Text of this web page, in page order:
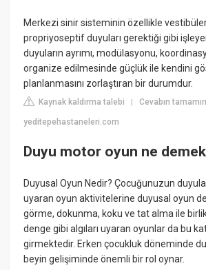
Merkezi sinir sisteminin özellikle
propriyoseptif duyuları gerektiği gibi
duyuların ayrımı, modülasyonu,
organize edilmesinde güçlük ile kendini
planlanmasını zorlaştıran bir durumdur.
Kaynak kaldırma talebi |Cevabın
yeditepehastaneleri.com
Duyu motor oyun ne
Duyusal Oyun Nedir? Çocuğunuzun
uyaran oyun aktivitelerine duyusal oyun
görme, dokunma, koku ve tat alma ile
denge gibi algıları uyaran oyunlar da bu
girmektedir. Erken çocukluk döneminde
beyin gelişiminde önemli bir rol oynar.